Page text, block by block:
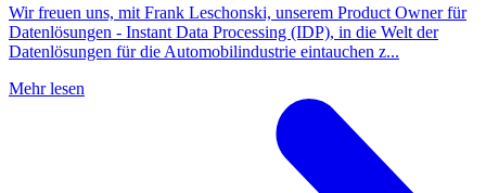
Wir freuen uns, mit Frank Leschonski, unserem Product Owner für
Datenlösungen - Instant Data Processing (IDP), in die Welt der
Datenlösungen für die Automobilindustrie eintauchen z...
Mehr lesen